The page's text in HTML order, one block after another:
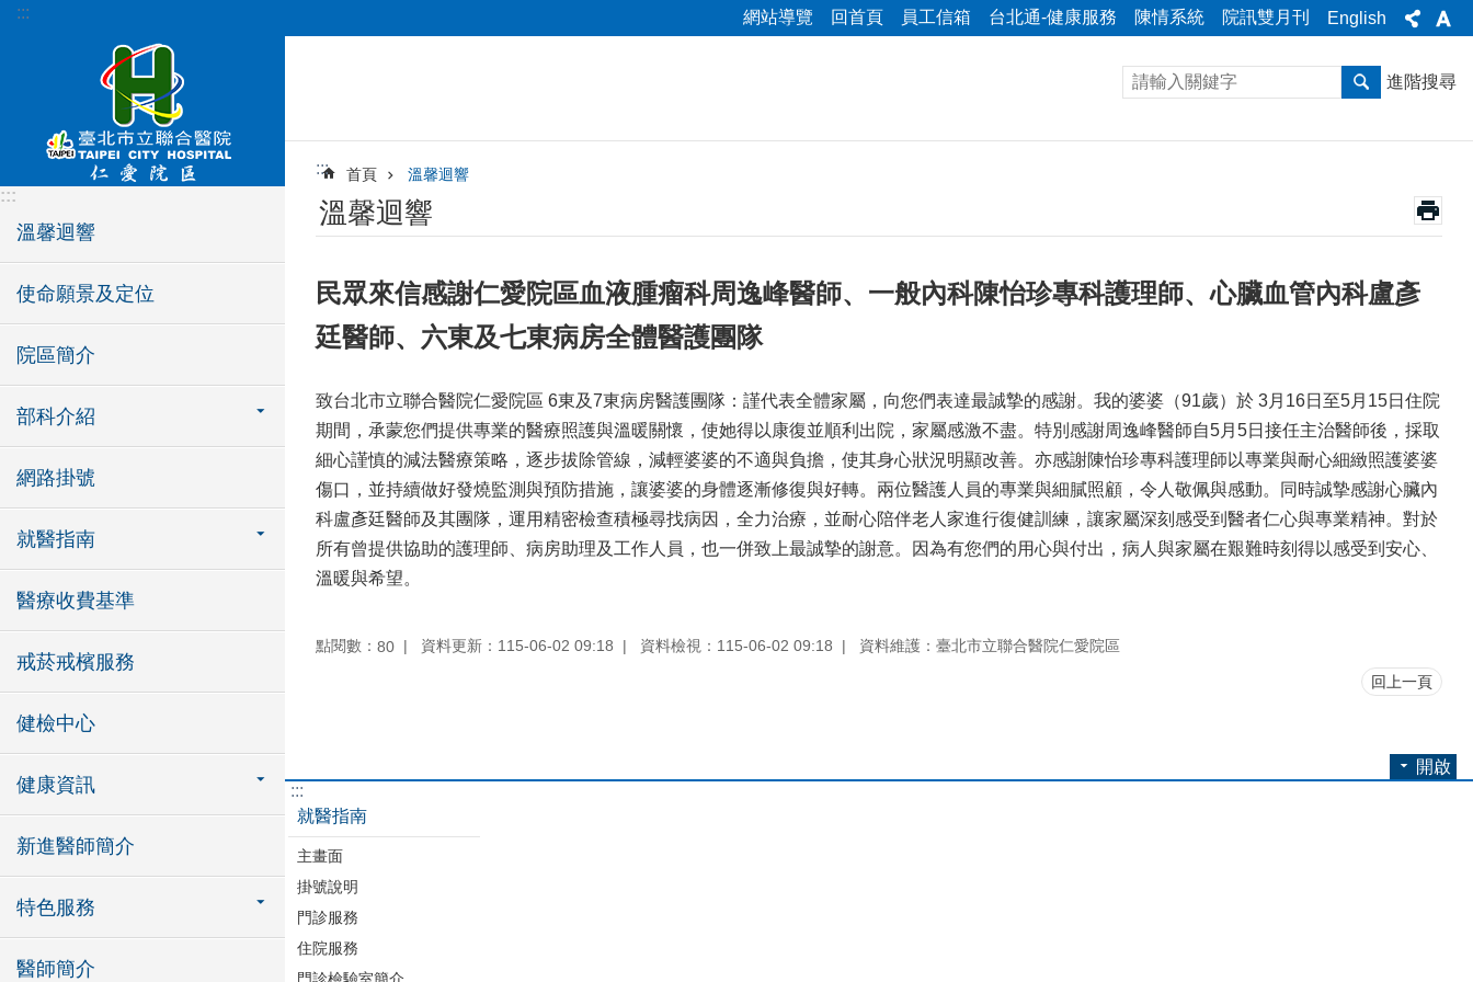
跳到主要內容區塊
::: 網站導覽 回首頁 員工信箱 台北通-健康服務 陳情系統 院訊雙月刊 English
:::
溫馨迴響
使命願景及定位
院區簡介
部科介紹
網路掛號
就醫指南
醫療收費基準
戒菸戒檳服務
健檢中心
健康資訊
新進醫師簡介
特色服務
醫師簡介
進階搜尋
::: 首頁 溫馨迴響
溫馨迴響
民眾來信感謝仁愛院區血液腫瘤科周逸峰醫師、一般內科陳怡珍專科護理師、心臟血管內科盧彥
廷醫師、六東及七東病房全體醫護團隊
致台北市立聯合醫院仁愛院區 6東及7東病房醫護團隊：謹代表全體家屬，向您們表達最誠摯的感謝。我的婆婆（91歲）於 3月16日至5月15日住院
期間，承蒙您們提供專業的醫療照護與溫暖關懷，使她得以康復並順利出院，家屬感激不盡。特別感謝周逸峰醫師自5月5日接任主治醫師後，採取
細心謹慎的減法醫療策略，逐步拔除管線，減輕婆婆的不適與負擔，使其身心狀況明顯改善。亦感謝陳怡珍專科護理師以專業與耐心細緻照護婆婆
傷口，並持續做好發燒監測與預防措施，讓婆婆的身體逐漸修復與好轉。兩位醫護人員的專業與細膩照顧，令人敬佩與感動。同時誠摯感謝心臟內
科盧彥廷醫師及其團隊，運用精密檢查積極尋找病因，全力治療，並耐心陪伴老人家進行復健訓練，讓家屬深刻感受到醫者仁心與專業精神。對於
所有曾提供協助的護理師、病房助理及工作人員，也一併致上最誠摯的謝意。因為有您們的用心與付出，病人與家屬在艱難時刻得以感受到安心、
溫暖與希望。
點閱數： 80 資料更新：115-06-02 09:18 資料檢視：115-06-02 09:18 資料維護：臺北市立聯合醫院仁愛院區
回上一頁
開啟
:::
就醫指南
主畫面
掛號說明
門診服務
住院服務
門診檢驗室簡介